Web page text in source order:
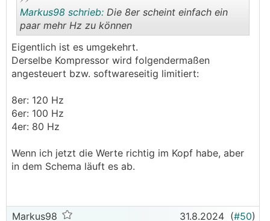
..
Markus98 schrieb: Die 8er scheint einfach ein
paar mehr Hz zu können
Eigentlich ist es umgekehrt.
Derselbe Kompressor wird folgendermaßen
angesteuert bzw. softwareseitig limitiert:
8er: 120 Hz
6er: 100 Hz
4er: 80 Hz
Wenn ich jetzt die Werte richtig im Kopf habe, aber
in dem Schema läuft es ab.
Markus98 31.8.2024 (#50)